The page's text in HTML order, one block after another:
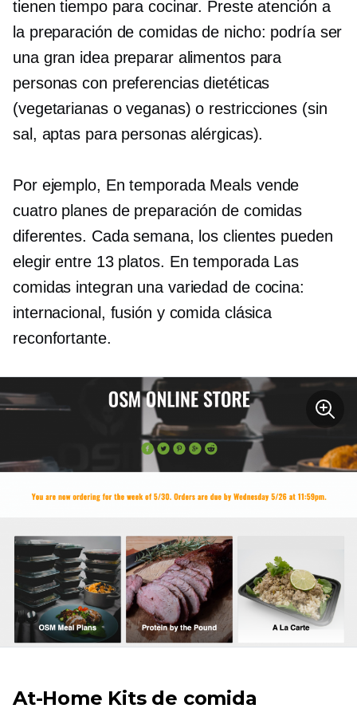
tienen tiempo para cocinar. Preste atención a
la preparación de comidas de nicho: podría ser
una gran idea preparar alimentos para
personas con preferencias dietéticas
(vegetarianas o veganas) o restricciones (sin
sal, aptas para personas alérgicas).
Por ejemplo, En temporadaMeals vende
cuatro planes de preparación de comidas
diferentes. Cada semana, los clientes pueden
elegir entre 13 platos. En temporadaLas
comidas integran una variedad de cocina:
internacional, fusión y comida clásica
reconfortante.
At-Home Kits de comida